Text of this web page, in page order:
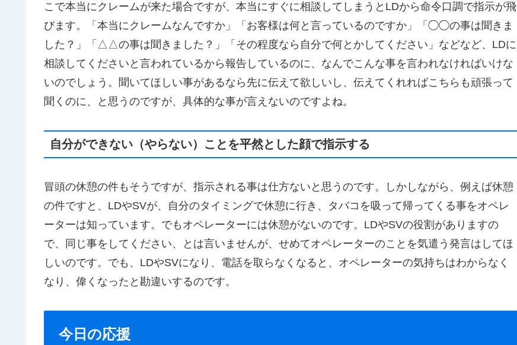
こで本当にクレームが来た場合ですが、本当にすぐに相談してしまうとLDから命令口調で指示が飛
びます。「本当にクレームなんですか」「お客様は何と言っているのですか」「◯◯の事は聞きま
した？」「△△の事は聞きました？」「その程度なら自分で何とかしてください」などなど、LDに
相談してくださいと言われているから報告しているのに、なんでこんな事を言われなければいけな
いのでしょう。聞いてほしい事があるなら先に伝えて欲しいし、伝えてくれればこちらも頑張って
聞くのに、と思うのですが、具体的な事が言えないのですよね。
自分ができない（やらない）ことを平然とした顔で指示する
冒頭の休憩の件もそうですが、指示される事は仕方ないと思うのです。しかしながら、例えば休憩
の件ですと、LDやSVが、自分のタイミングで休憩に行き、タバコを吸って帰ってくる事をオペレ
ーターは知っています。でもオペレーターには休憩がないのです。LDやSVの役割がありますの
で、同じ事をしてください、とは言いませんが、せめてオペレーターのことを気遣う発言はしてほ
しいのです。でも、LDやSVになり、電話を取らなくなると、オペレーターの気持ちはわからなく
なり、偉くなったと勘違いするのです。
今日の応援